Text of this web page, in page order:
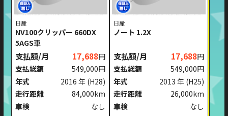
日産
NV100クリッパー 660DX
5AGS車
支払額/月 17,688円
支払総額
549,000円
年式
2016 年 (H28)
走行距離
84,000km
車検
なし
日産
ノート 1.2X
支払額/月 17,688円
支払総額
549,000円
年式
2013 年 (H25)
走行距離
26,000km
車検
なし